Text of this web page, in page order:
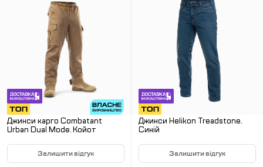
Джинси карго Combatant
Urban Dual Mode. Койот
Залишити відгук
Джинси Helikon Treadstone.
Синій
Залишити відгук